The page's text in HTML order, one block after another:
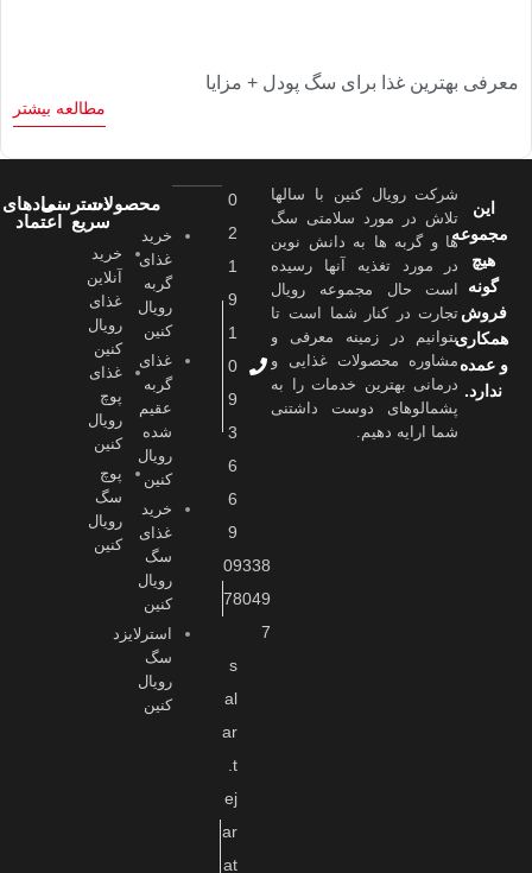
معرفی بهترین غذا برای سگ پودل + مزایا
مطالعه بیشتر
این
مجموعه
هیچ
گونه
فروش
همکاری
و عمده
ندارد.
شرکت رویال کنین با سالها
تلاش در مورد سلامتی سگ
ها و گربه ها به دانش نوین
در مورد تغذیه آنها رسیده
است حال مجموعه رویال
تجارت در کنار شما است تا
بتوانیم در زمینه معرفی و
مشاوره محصولات غذایی و
درمانی بهترین خدمات را به
پشمالوهای دوست داشتنی
شما ارايه دهیم.
0
2
1
9
1
0
9
3
6
6
9
09338
78049
7
s
al
ar
.t
ej
ar
at
محصولات
خرید
غذای
گربه
رویال
کنین
غذای
گربه
عقیم
شده
رویال
کنین
خرید
غذای
سگ
رویال
کنین
استرلایزد
سگ
رویال
کنین
دسترسی
سریع
خرید
آنلاین
غذای
رویال
کنین
غذای
پوچ
رویال
کنین
پوچ
سگ
رویال
کنین
نمادهای
اعتماد